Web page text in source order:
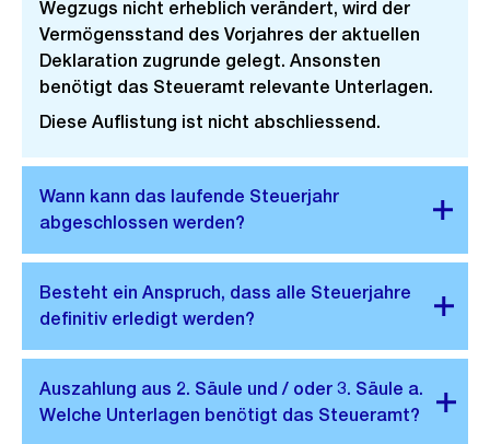
Wegzugs nicht erheblich verändert, wird der
Vermögensstand des Vorjahres der aktuellen
Deklaration zugrunde gelegt. Ansonsten
benötigt das Steueramt relevante Unterlagen.
Diese Auflistung ist nicht abschliessend.